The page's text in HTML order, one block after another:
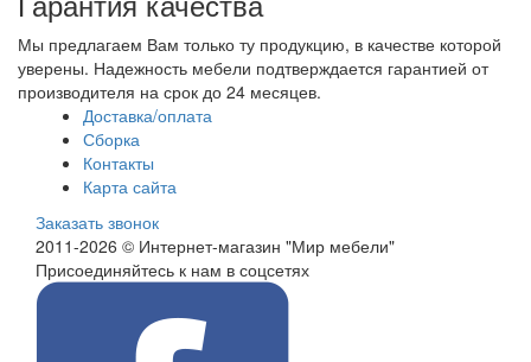
Мы предлагаем Вам только ту продукцию, в качестве которой
уверены. Надежность мебели подтверждается гарантией от
производителя на срок до 24 месяцев.
Доставка/оплата
Сборка
Контакты
Карта сайта
Заказать звонок
2011-2026 © Интернет-магазин "Мир мебели"
Присоединяйтесь к нам в соцсетях